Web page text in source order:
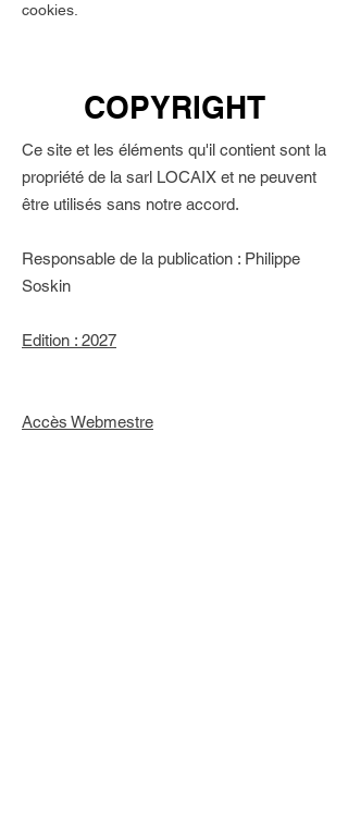
cookies.
COPYRIGHT
Ce site et les éléments qu'il contient sont la
propriété de la sarl LOCAIX et ne peuvent
être utilisés sans notre accord.
Responsable de la publication : Philippe
Soskin
Edition : 2027
Accès Webmestre